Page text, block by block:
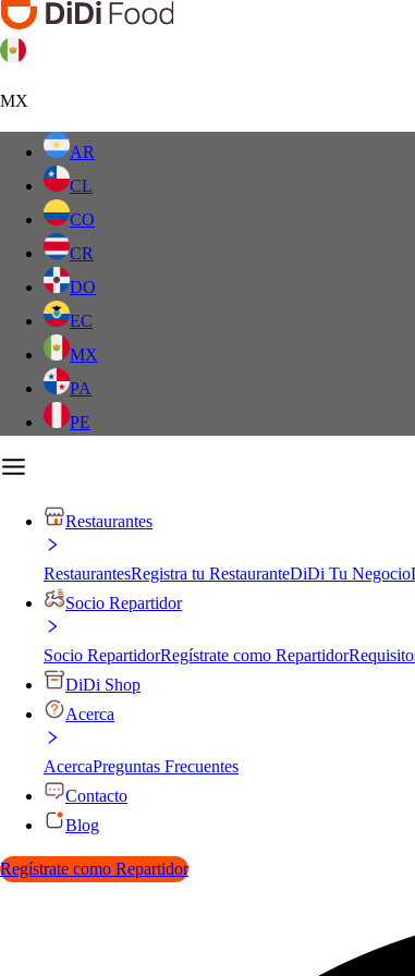
MX
AR
CL
CO
CR
DO
EC
MX
PA
PE
Restaurantes
RestaurantesRegistra tu RestauranteDiDi Tu Negocio
Socio Repartidor
Socio RepartidorRegístrate como Repartidor
DiDi Shop
Acerca
AcercaPreguntas Frecuentes
Contacto
Blog
Regístrate como Repartidor